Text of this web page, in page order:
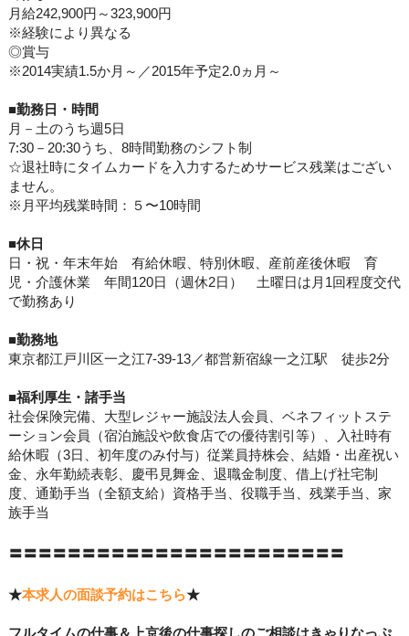
月給242,900円～323,900円
※経験により異なる
◎賞与
※2014実績1.5か月～／2015年予定2.0ヵ月～
■勤務日・時間
月－土のうち週5日
7:30－20:30うち、8時間勤務のシフト制
☆退社時にタイムカードを入力するためサービス残業はござい
ません。
※月平均残業時間：５〜10時間
■休日
日・祝・年末年始 有給休暇、特別休暇、産前産後休暇 育
児・介護休業 年間120日（週休2日） 土曜日は月1回程度交代
で勤務あり
■勤務地
東京都江戸川区一之江7-39-13／都営新宿線一之江駅 徒歩2分
■福利 厚生・諸手当
社会保険完備、大型レジャー施設法人会員、ベネフィットステ
ーション会員（宿泊施設や飲食店での優待割引等）、入社時有
給休暇（3日、初年度のみ付与）従業員持株会、結婚・出産祝い
金、永年勤続表彰、慶弔見舞金、退職金制度、借上げ社宅制
度、通勤手当（全額支給）資格手当、役職手当、残業手当、家
族手当
〓〓〓〓〓〓〓〓〓〓〓〓〓〓〓〓〓〓〓〓〓〓〓
★本求人の面談予約はこちら★
フルタイムの仕事＆上京後の仕事探しのご相談はきゃりなっぷ